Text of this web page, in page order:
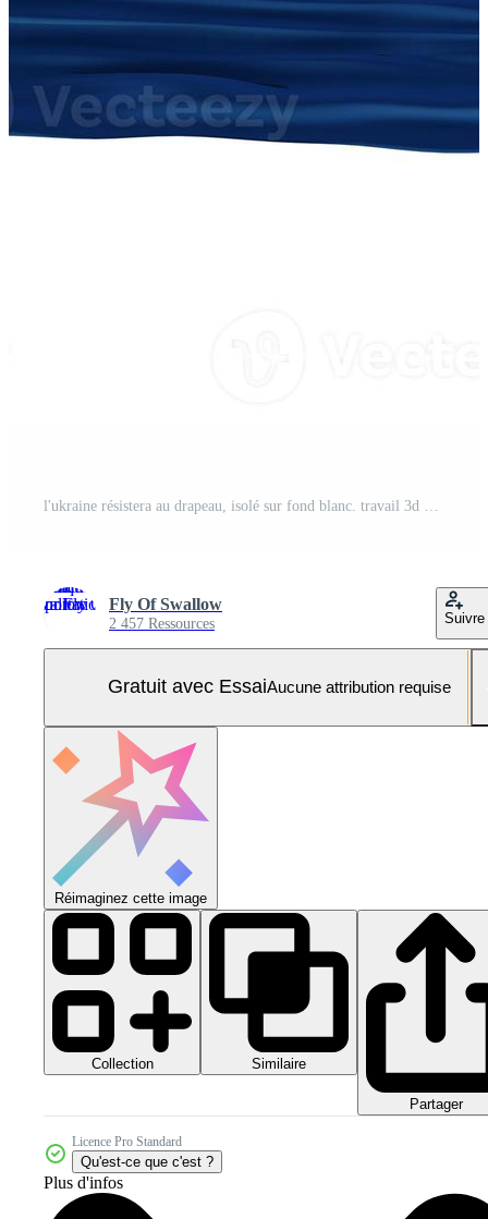
Fly Of Swallow
2 457 Ressources Suivre
Gratuit avec EssaiAucune attribution requise
Réimaginez cette image
Collection Similaire
Partager
Licence Pro Standard
Qu'est-ce que c'est ?
Plus d'infos